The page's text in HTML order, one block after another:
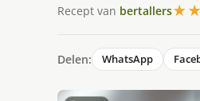
Recept van bertallers
Delen: WhatsApp